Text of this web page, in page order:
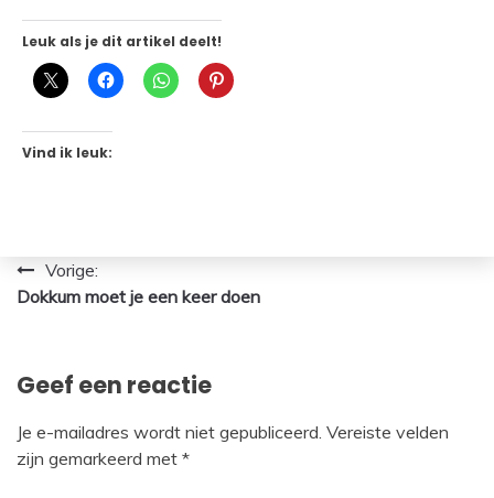
Leuk als je dit artikel deelt!
Vind ik leuk:
Bericht
navigatie
Vorige:
Dokkum moet je een keer doen
Geef een reactie
Je e-mailadres wordt niet gepubliceerd. Vereiste velden
zijn gemarkeerd met *